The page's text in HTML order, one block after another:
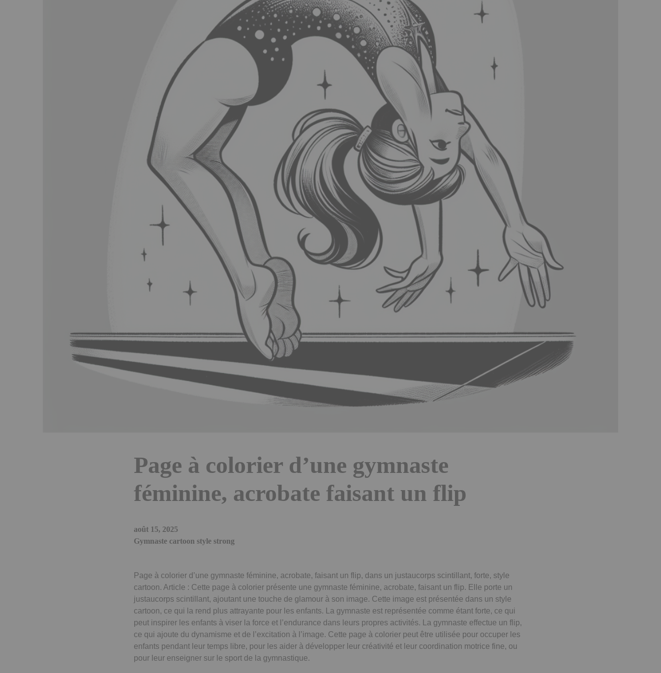
Page à colorier d’une gymnaste
féminine, acrobate faisant un flip
août 15, 2025
Gymnaste cartoon style strong
Page à colorier d’une gymnaste féminine, acrobate, faisant un flip, dans un justaucorps scintillant, forte, style
cartoon. Article : Cette page à colorier présente une gymnaste féminine, acrobate, faisant un flip. Elle porte un
justaucorps scintillant, ajoutant une touche de glamour à son image. Cette image est présentée dans un style
cartoon, ce qui la rend plus attrayante pour les enfants. La gymnaste est représentée comme étant forte, ce qui
peut inspirer les enfants à viser la force et l’endurance dans leurs propres activités. La gymnaste effectue un flip,
ce qui ajoute du dynamisme et de l’excitation à l’image. Cette page à colorier peut être utilisée pour occuper les
enfants pendant leur temps libre, pour les aider à développer leur créativité et leur coordination motrice fine, ou
pour leur enseigner sur le sport de la gymnastique.